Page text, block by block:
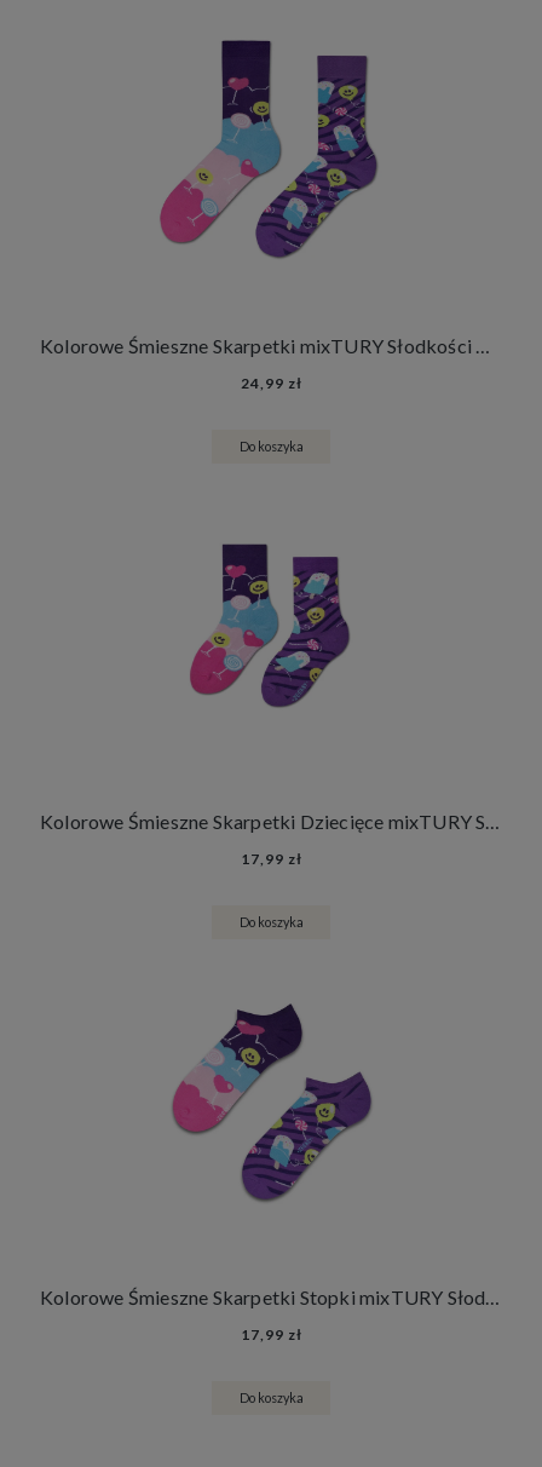
Kolorowe Śmieszne Skarpetki mixTURY Słodkości Damskie Męskie Długie Słodycze Lody Lizaki
24,99 zł
Do koszyka
Kolorowe Śmieszne Skarpetki Dziecięce mixTURY Słodkości Dla Dzieci Długie Słodycze Lody Lizaki
17,99 zł
Do koszyka
Kolorowe Śmieszne Skarpetki Stopki mixTURY Słodkości Damskie Męskie Słodycze Lody Lizaki
17,99 zł
Do koszyka